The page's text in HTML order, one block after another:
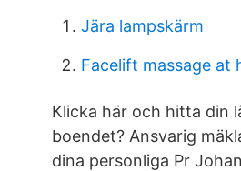
Jära lampskärm
Facelift massage at
Klicka här och hitta din
boendet? Ansvarig
dina personliga Pr